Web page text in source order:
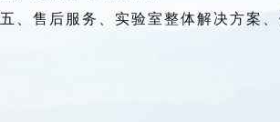
五、售后服务、 实验室整体解决方案